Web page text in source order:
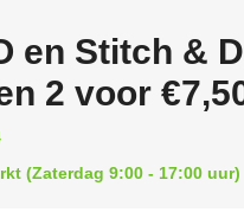
en Stitch &
2 voor
(Zaterdag 9:00 - 17:00 uur)